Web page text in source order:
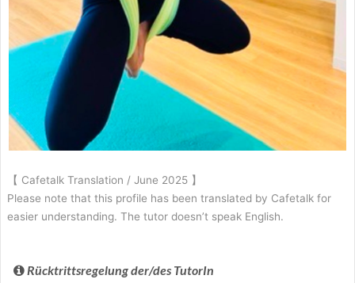
【 Cafetalk Translation / June 2025 】
Please note that this profile has been translated by Cafetalk for
easier understanding. The tutor doesn’t speak English.
Rücktrittsregelung der/des TutorIn